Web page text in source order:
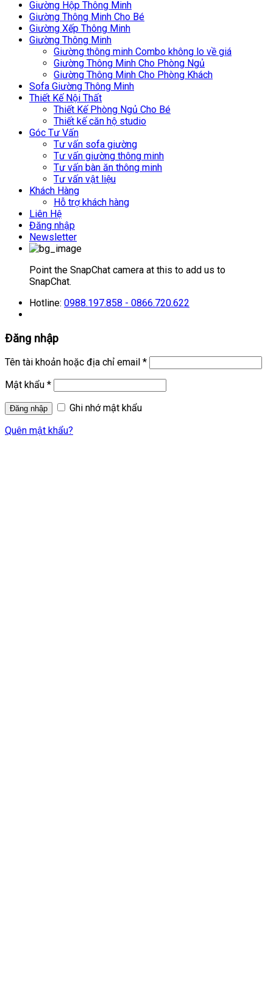
Giường Hộp Thông Minh
Giường Thông Minh Cho Bé
Giường Xếp Thông Minh
Giường Thông Minh
Giường thông minh Combo không lo về giá
Giường Thông Minh Cho Phòng Ngủ
Giường Thông Minh Cho Phòng Khách
Sofa Giường Thông Minh
Thiết Kế Nội Thất
Thiết Kế Phòng Ngủ Cho Bé
Thiết kế căn hộ studio
Góc Tư Vấn
Tư vấn sofa giường
Tư vấn giường thông minh
Tư vấn bàn ăn thông minh
Tư vấn vật liệu
Khách Hàng
Hỗ trợ khách hàng
Liên Hệ
Đăng nhập
Newsletter
Point the SnapChat camera at this to add us to
SnapChat.
Hotline: 0988.197.858 - 0866.720.622
Đăng nhập
Tên tài khoản hoặc địa chỉ email *
Mật khẩu *
Ghi nhớ mật khẩu
Quên mật khẩu?